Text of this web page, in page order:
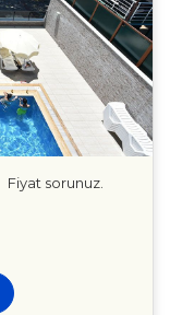
Fiyat sorunuz.